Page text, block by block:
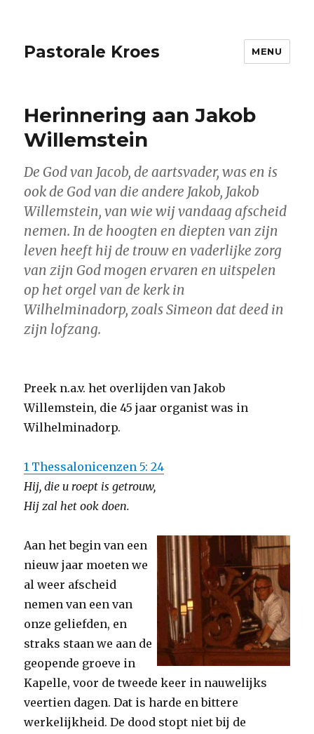
Pastorale Kroes MENU
Herinnering aan Jakob
Willemstein
De God van Jacob, de aartsvader, was en is
ook de God van die andere Jakob, Jakob
Willemstein, van wie wij vandaag afscheid
nemen. In de hoogten en diepten van zijn
leven heeft hij de trouw en vaderlijke zorg
van zijn God mogen ervaren en uitspelen
op het orgel van de kerk in
Wilhelminadorp, zoals Simeon dat deed in
zijn lofzang.
Preek n.a.v. het overlijden van Jakob
Willemstein, die 45 jaar organist was in
Wilhelminadorp.
1 Thessalonicenzen 5: 24
Hij, die u roept is getrouw,
Hij zal het ook doen.
Aan het begin van een
nieuw jaar moeten we
al weer afscheid
nemen van een van
onze geliefden, en
straks staan we aan de
geopende groeve in
Kapelle, voor de tweede keer in nauwelijks
veertien dagen. Dat is harde en bittere
werkelijkheid. De dood stopt niet bij de